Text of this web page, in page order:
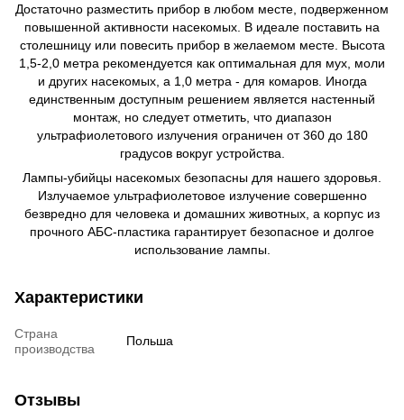
Достаточно разместить прибор в любом месте, подверженном
повышенной активности насекомых. В идеале поставить на
столешницу или повесить прибор в желаемом месте. Высота
1,5-2,0 метра рекомендуется как оптимальная для мух, моли
и других насекомых, а 1,0 метра - для комаров. Иногда
единственным доступным решением является настенный
монтаж, но следует отметить, что диапазон
ультрафиолетового излучения ограничен от 360 до 180
градусов вокруг устройства.
Лампы-убийцы насекомых безопасны для нашего здоровья.
Излучаемое ультрафиолетовое излучение совершенно
безвредно для человека и домашних животных, а корпус из
прочного АБС-пластика гарантирует безопасное и долгое
использование лампы.
Характеристики
Страна
производства
Польша
Отзывы